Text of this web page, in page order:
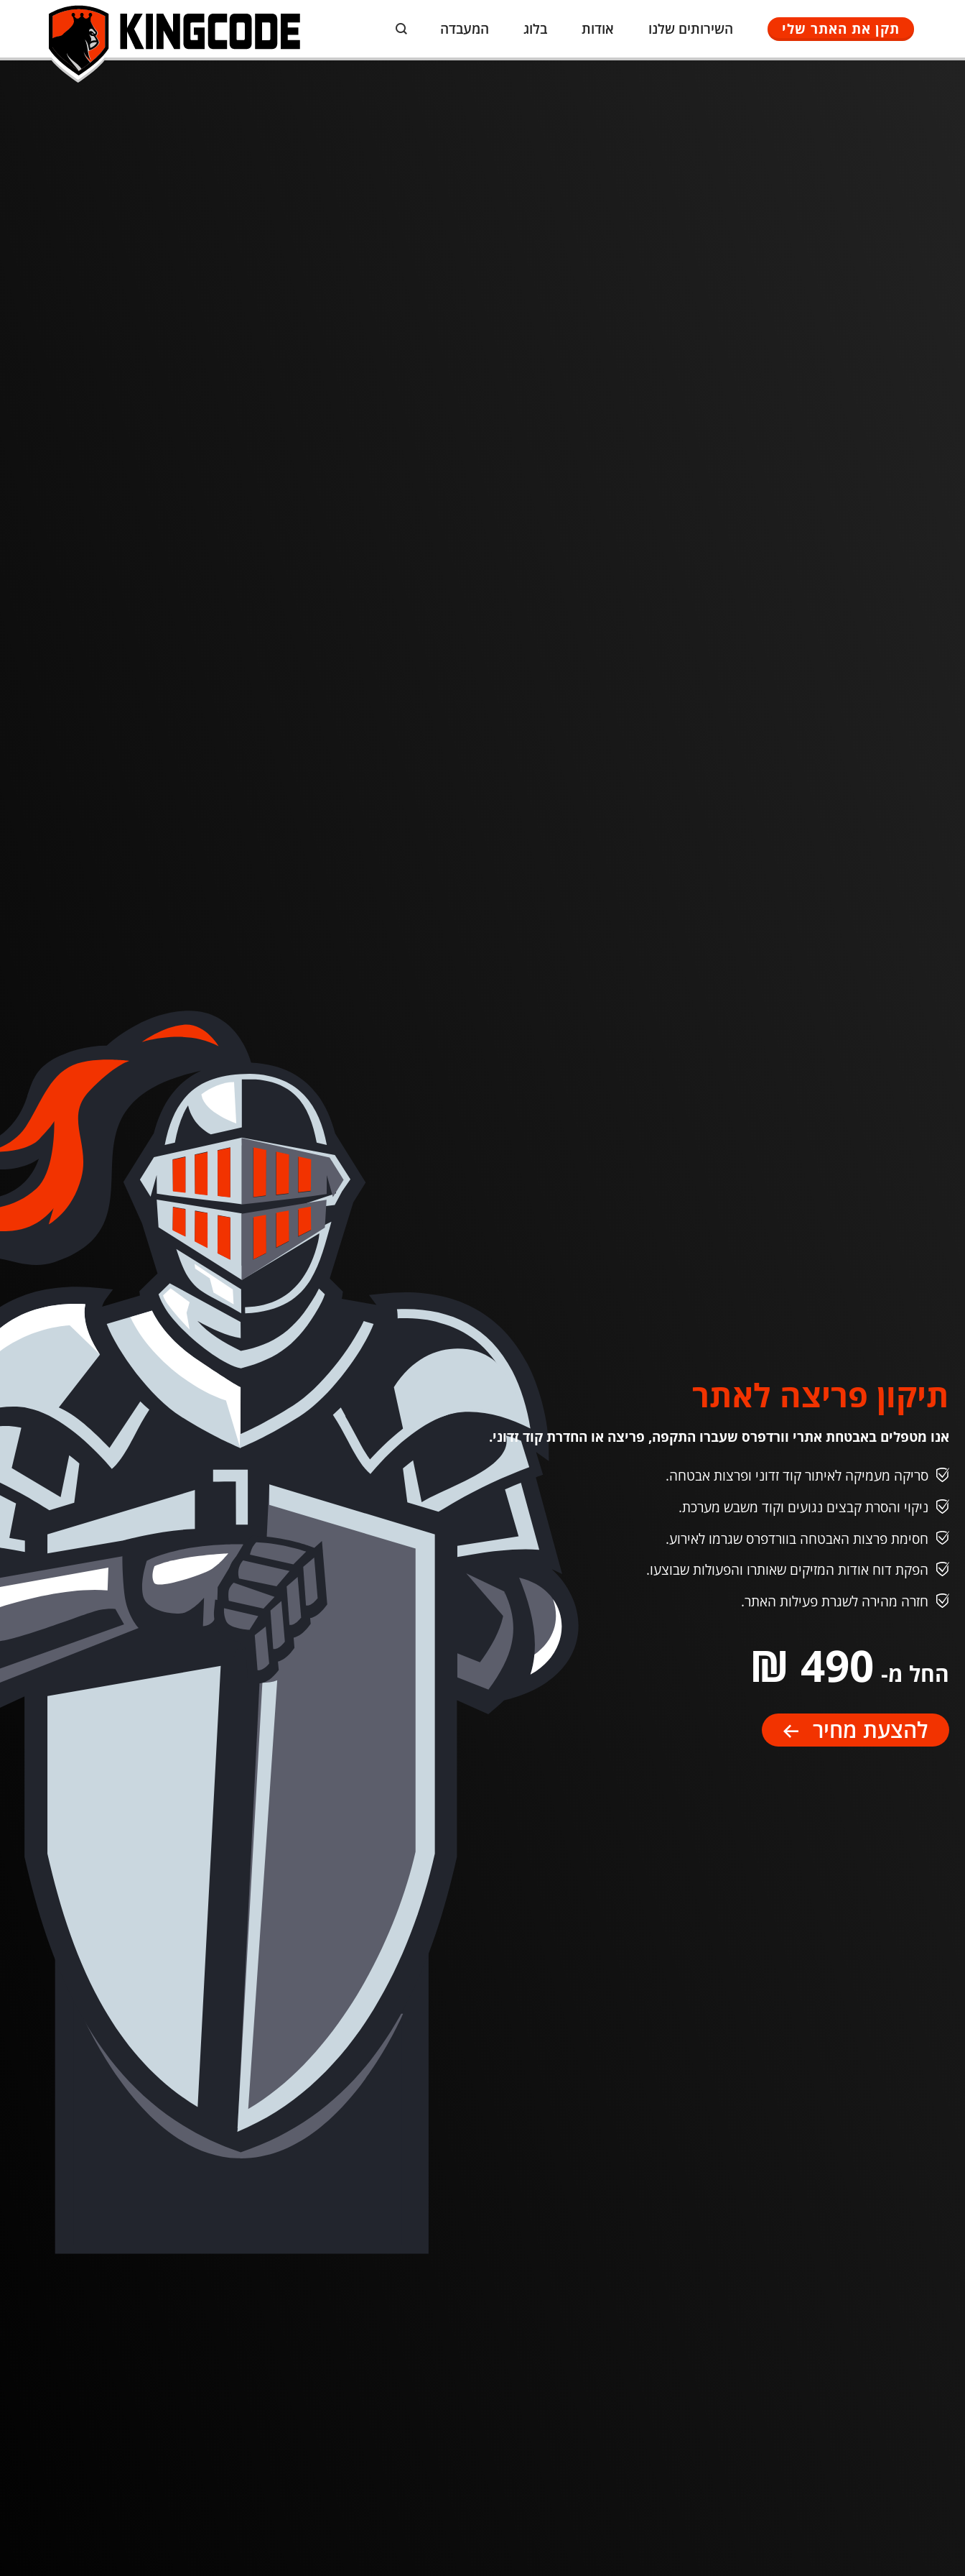
תקן את האתר שלי השירותים שלנו אודות בלוג המעבדה Search:
תיקון פריצה לאתר
אנו מטפלים באבטחת אתרי וורדפרס שעברו התקפה, פריצה או החדרת קוד זדוני.
סריקה מעמיקה לאיתור קוד זדוני ופרצות אבטחה.
ניקוי והסרת קבצים נגועים וקוד משבש מערכת.
חסימת פרצות האבטחה בוורדפרס שגרמו לאירוע.
הפקת דוח אודות המזיקים שאותרו והפעולות שבוצעו.
חזרה מהירה לשגרת פעילות האתר.
החל מ- 490 ₪
להצעת מחיר